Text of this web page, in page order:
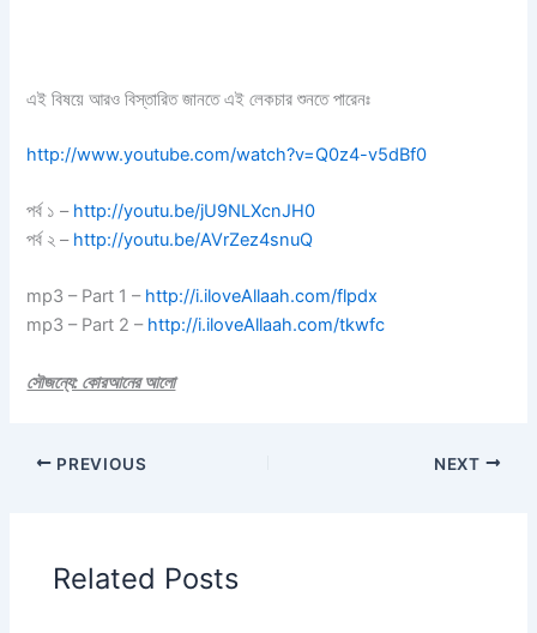
এই বিষয়ে আরও বিস্তারিত জানতে এই লেকচার শুনতে পারেনঃ
http://www.youtube.com/watch?v=Q0z4-v5dBf0
পর্ব ১ – http://youtu.be/jU9NLXcnJH0
পর্ব ২ – http://youtu.be/AVrZez4snuQ
mp3 – Part 1 – http://i.iloveAllaah.com/flpdx
mp3 – Part 2 – http://i.iloveAllaah.com/tkwfc
সৌজন্যে: কোরআনের আলো
PREVIOUS NEXT
Related Posts